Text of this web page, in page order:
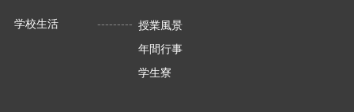
学校生活
授業風景
年間行事
学生寮